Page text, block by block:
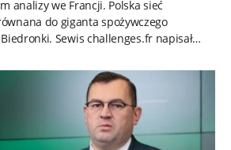
analizy we Francji. Polska sieć
do giganta spożywczego
Sewis challenges.fr napisał